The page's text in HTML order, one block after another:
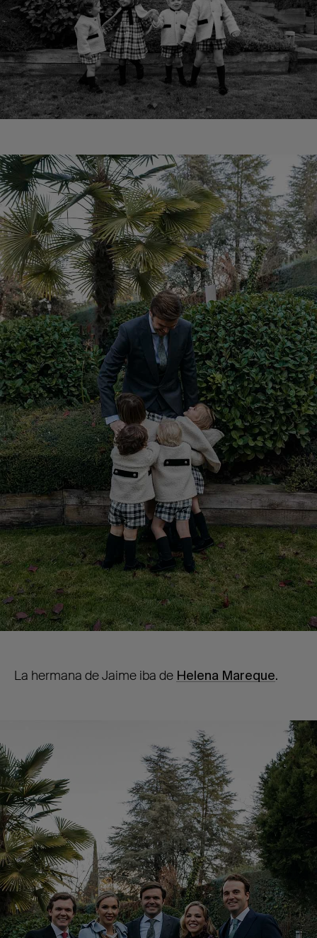
La hermana de Jaime iba de Helena Mareque.